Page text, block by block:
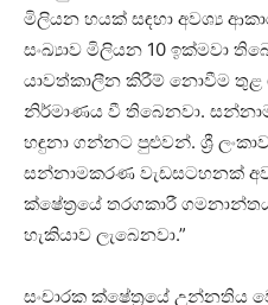
මිලියන හයක් සඳහා අවශ්‍ය
සංඛ්‍යාව මිලියන 10 ඉක්මවා
යාවත්කාලීන කිරීම් නොවීම තුළ
නිර්මාණය වී තිබෙනවා.
හඳුනා ගන්නට පුළුවන්. ශ්‍රී
සන්නාමකරණ වැඩසටහනක්
ක්ෂේත්‍රයේ තරගකාරී
හැකියාව ලැබෙනවා.”
සංචාරක ක්ෂේත්‍රයේ උන්නතිය